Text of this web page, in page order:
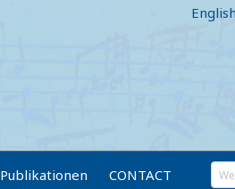
English
Publikationen CONTACT